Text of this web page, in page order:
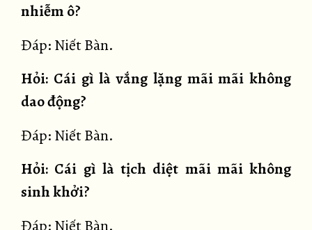
nhiễm ô?
Đáp: Niết Bàn.
Hỏi: Cái gì là vắng lặng mãi mãi không
dao động?
Đáp: Niết Bàn.
Hỏi: Cái gì là tịch diệt mãi mãi không
sinh khởi?